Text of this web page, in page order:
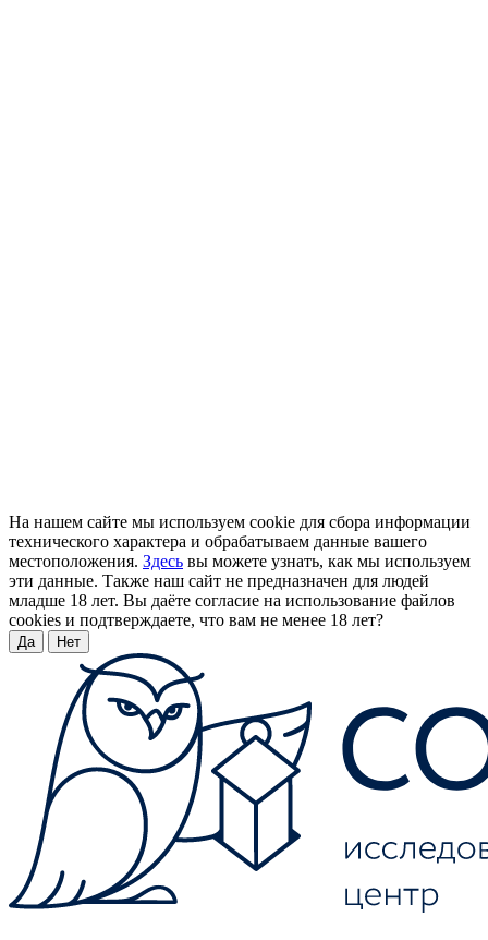
На нашем сайте мы используем cookie для сбора информации
технического характера и обрабатываем данные вашего
местоположения. Здесь вы можете узнать, как мы используем
эти данные. Также наш сайт не предназначен для людей
младше 18 лет. Вы даёте согласие на использование файлов
cookies и подтверждаете, что вам не менее 18 лет?
Да Нет